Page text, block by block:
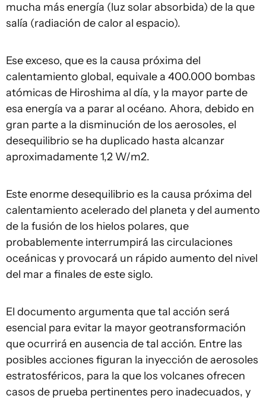
mucha más energía (luz solar absorbida) de la que
salía (radiación de calor al espacio).
Ese exceso, que es la causa próxima del
calentamiento global, equivale a 400.000 bombas
atómicas de Hiroshima al día, y la mayor parte de
esa energía va a parar al océano. Ahora, debido en
gran parte a la disminución de los aerosoles, el
desequilibrio se ha duplicado hasta alcanzar
aproximadamente 1,2 W/m2.
Este enorme desequilibrio es la causa próxima del
calentamiento acelerado del planeta y del aumento
de la fusión de los hielos polares, que
probablemente interrumpirá las circulaciones
oceánicas y provocará un rápido aumento del nivel
del mar a finales de este siglo.
El documento argumenta que tal acción será
esencial para evitar la mayor geotransformación
que ocurrirá en ausencia de tal acción. Entre las
posibles acciones figuran la inyección de aerosoles
estratosféricos, para la que los volcanes ofrecen
casos de prueba pertinentes pero inadecuados, y